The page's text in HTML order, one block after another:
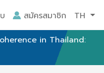
สมัครสมาชิก TH
in Thailand: